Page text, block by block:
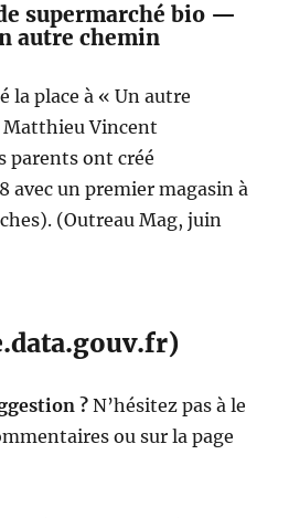
supermarché bio —
autre chemin
la place à « Un autre
Vincent
parents ont créé
avec un premier magasin à
(Outreau Mag, juin
?N’hésitez pas à le
ou sur la page